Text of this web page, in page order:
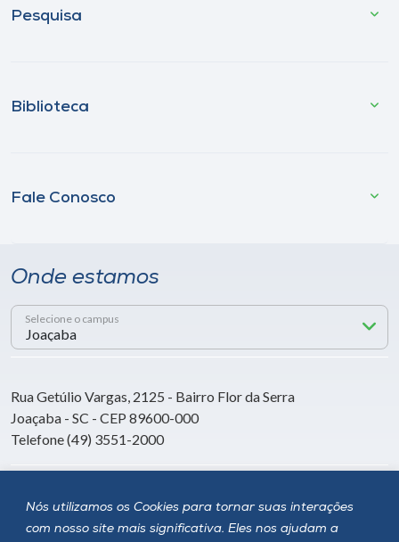
Nós utilizamos os Cookies para tornar suas interações
com nosso site mais significativa. Eles nos ajudam a
Pesquisa
Biblioteca
Fale Conosco
Onde estamos
Selecione o campus
Rua Getúlio Vargas, 2125 - Bairro Flor da Serra
Joaçaba - SC - CEP 89600-000
Telefone (49) 3551-2000
Siga a Unoesc